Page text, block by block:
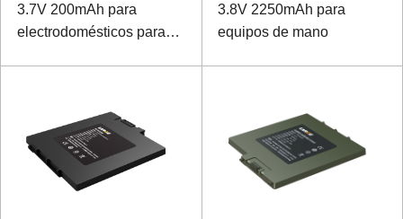
3.7V 200mAh para
electrodomésticos para
3.8V 2250mAh para
equipos de mano